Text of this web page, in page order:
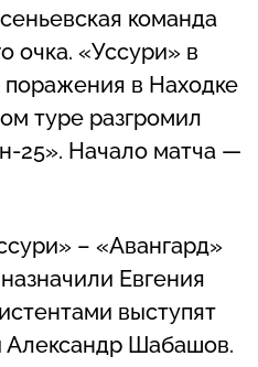
команда
очка. «Уссури» в
в Находке
туре разгромил
25». Начало матча —
– «Авангард»
Евгения
выступят
Александр Шабашов.